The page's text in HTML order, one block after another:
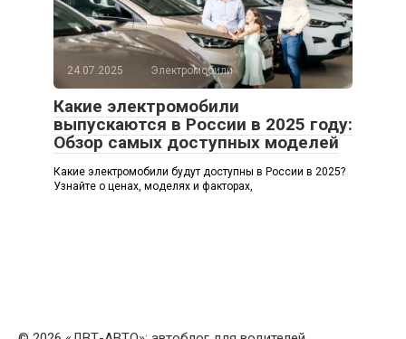
24.07.2025 Электромобили
Какие электромобили
выпускаются в России в 2025 году:
Обзор самых доступных моделей
Какие электромобили будут доступны в России в 2025?
Узнайте о ценах, моделях и факторах,